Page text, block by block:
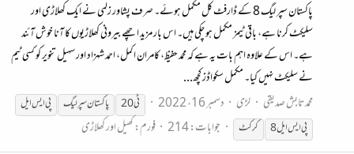
پاکستان سپر لیگ 8 کے ڈارفٹ کل مکمل ہوئے۔ صرف پشاور زلمی نے ایک کھلاڑی اور
سلیکٹ کرنا ہے، باقی ٹیمز مکمل ہو چکی ہیں۔ اس بار مزید اچھے بیرونی کھلاڑیوں کا آنا خوش آئند
ہے۔ اس کے علاوہ اہم بات یہ ہے کہ محمد حفیظ، کامران اکمل، احمد شہزاد اور سہیل تنویر کو کسی ٹیم
نے سلیکٹ نہیں کیا۔ مکمل سکواڈز کچھ...
محمد تابش صدیقی
لڑی دسمبر 16، 2022 ٹی20 پاکستان سپر لیگ پیایسایل
پیایسایل کرکٹ جوابات: 214 فورم:کھیل اور کھلاڑی